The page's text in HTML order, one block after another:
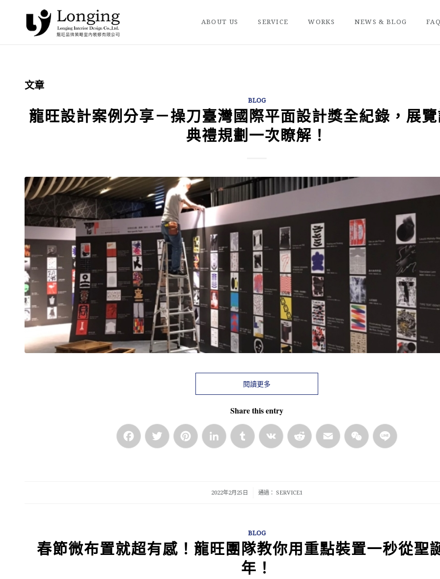
ABOUT US SERVICE WORKS NEWS & BLOG
文章
BLOG
龍旺設計案例分享－操刀臺灣國際平面設計獎全紀錄，展
典禮規劃一次瞭解！
閱讀更多
Share this entry
FacebookTwitter Pinterest LinkedInTumblr VK Reddit Email WeChat
2022年2月25日
/ 通過： SERVICE1
BLOG
春節微布置就超有感！龍旺團隊教你用重點裝置一秒從聖
年！